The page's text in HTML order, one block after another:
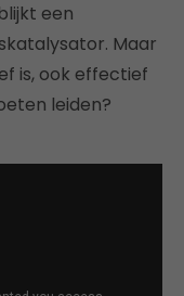
een
Maar
is, ook effectief
leiden?